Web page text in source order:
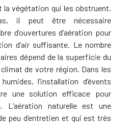
la végétation qui les obstruent.
il peut être nécessaire
d’ouvertures d’aération pour
d’air suffisante. Le nombre
dépend de la superficie du
de votre région. Dans les
l’installation d’évents
une solution efficace pour
L’aération naturelle est une
peu d’entretien et qui est très